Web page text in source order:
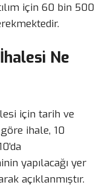
için 60 bin 500
Ne
için tarih ve
ihale, 10
yapılacağı yer
açıklanmıştır.